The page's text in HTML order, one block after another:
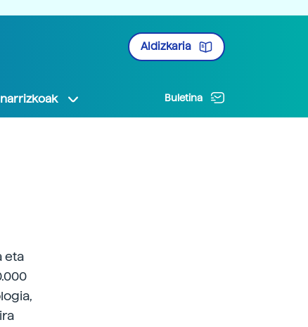
Aldizkaria
Buletina
eta